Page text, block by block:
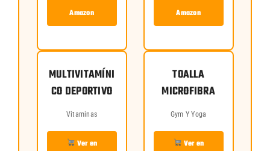
Amazon
Amazon
MULTIVITAMÍNI
CO DEPORTIVO
Vitaminas
Ver en
TOALLA
MICROFIBRA
Gym Y Yoga
Ver en